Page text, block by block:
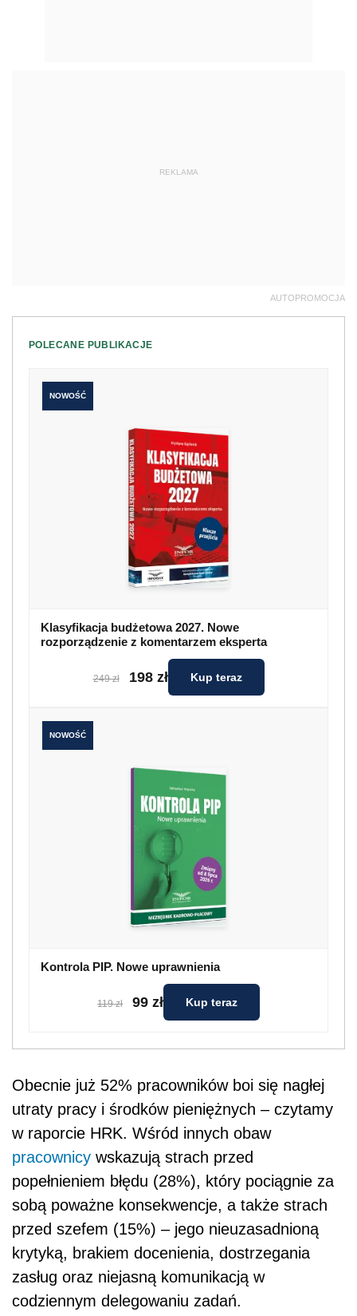
REKLAMA
AUTOPROMOCJA
POLECANE PUBLIKACJE
NOWOŚĆ
Klasyfikacja budżetowa 2027. Nowe
rozporządzenie z komentarzem eksperta
249 zł 198 zł Kup teraz
NOWOŚĆ
Kontrola PIP. Nowe uprawnienia
119 zł 99 zł Kup teraz
Obecnie już 52% pracowników boi się nagłej
utraty pracy i środków pieniężnych – czytamy
w raporcie HRK. Wśród innych obaw
pracownicy wskazują strach przed
popełnieniem błędu (28%), który pociągnie za
sobą poważne konsekwencje, a także strach
przed szefem (15%) – jego nieuzasadnioną
krytyką, brakiem docenienia, dostrzegania
zasług oraz niejasną komunikacją w
codziennym delegowaniu zadań.